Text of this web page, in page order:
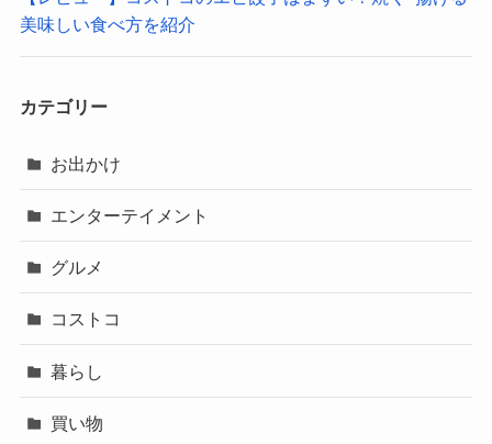
美味しい食べ方を紹介
カテゴリー
お出かけ
エンターテイメント
グルメ
コストコ
暮らし
買い物